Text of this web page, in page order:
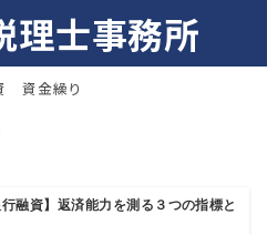
理士事務所
資金繰り
行融資】返済能力を測る３つの指標と